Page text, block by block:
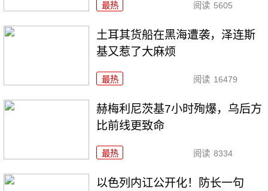
最热 阅读 5605
土耳其货船在黑海遭袭，泽连斯
基又惹了大麻烦
最热 阅读 16479
赫梅利尼茨基7小时殉爆，乌后方
比前线更致命
最热 阅读 8334
以色列内讧公开化！防长一句